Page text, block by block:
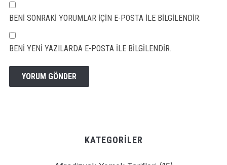
BENI SONRAKI YORUMLAR IÇIN E-POSTA ILE BILGILENDIR.
BENI YENI YAZILARDA E-POSTA ILE BILGILENDIR.
KATEGORILER